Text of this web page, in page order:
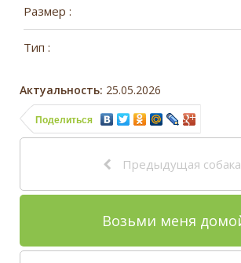
Размер :
Тип :
Актуальность: 25.05.2026
Поделиться
Предыдущая собака
Возьми меня